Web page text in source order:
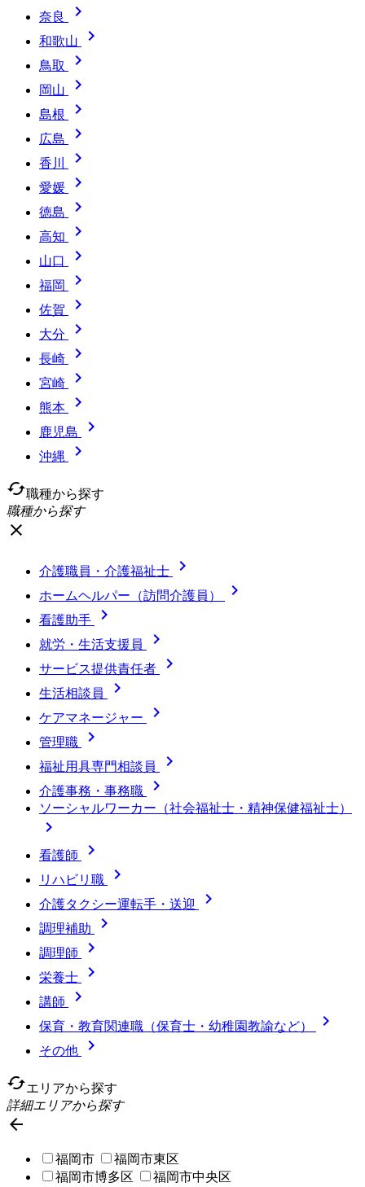
奈良 
和歌山 
鳥取 
岡山 
島根 
広島 
香川 
愛媛 
徳島 
高知 
山口 
福岡 
佐賀 
大分 
長崎 
宮崎 
熊本 
鹿児島 
沖縄

cached職種から探す
職種から探す
close
介護職員・介護福祉士 
ホームヘルパー（訪問介護員） 
看護助手 
就労・生活支援員 
サービス提供責任者 
生活相談員 
ケアマネージャー 
管理職 
福祉用具専門相談員 
介護事務・事務職 
ソーシャルワーカー（社会福祉士・精神保健福祉士）

看護師 
リハビリ職 
介護タクシー運転手・送迎 
調理補助 
調理師 
栄養士 
講師 
保育・教育関連職（保育士・幼稚園教諭など） 
その他

cachedエリアから探す
詳細エリアから探す

福岡市
福岡市東区
福岡市博多区
福岡市中央区